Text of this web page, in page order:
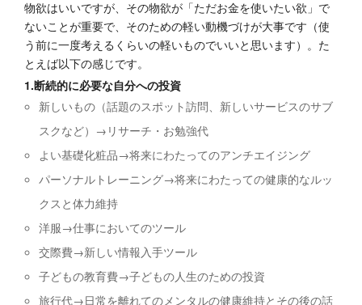
物欲はいいですが、その物欲が「ただお金を使いたい欲」で
ないことが重要で、そのための軽い動機づけが大事です（使
う前に一度考えるくらいの軽いものでいいと思います）。た
とえば以下の感じです。
1.断続的に必要な自分への投資
新しいもの（話題のスポット訪問、新しいサービスのサブ
スクなど）→リサーチ・お勉強代
よい基礎化粧品→将来にわたってのアンチエイジング
パーソナルトレーニング→将来にわたっての健康的なルッ
クスと体力維持
洋服→仕事においてのツール
交際費→新しい情報入手ツール
子どもの教育費→子どもの人生のための投資
旅行代→日常を離れてのメンタルの健康維持とその後の話